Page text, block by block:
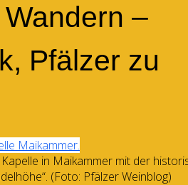
–
Pfälzer zu
in Maikammer mit der
(Foto: Pfälzer Weinblog)